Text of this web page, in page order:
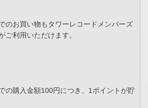
のお買い物もタワーレコードメンバーズ
ご利用いただけます。
の購入金額100円につき、1ポイントが貯